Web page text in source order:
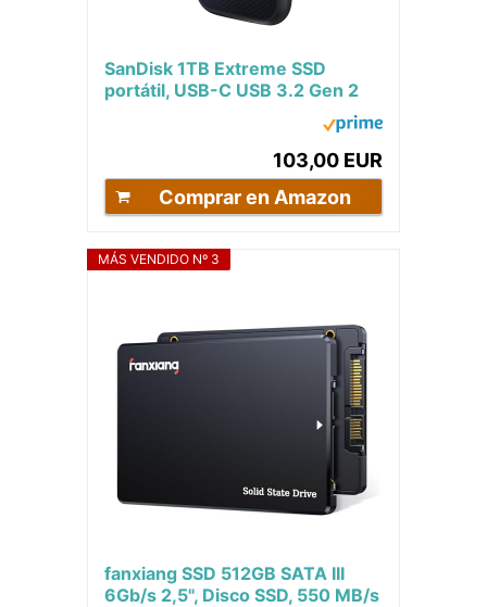
SanDisk 1TB Extreme SSD
portátil, USB-C USB 3.2 Gen 2
103,00 EUR
Comprar en Amazon
MÁS VENDIDO Nº 3
fanxiang SSD 512GB SATA III
6Gb/s 2,5", Disco SSD, 550 MB/s